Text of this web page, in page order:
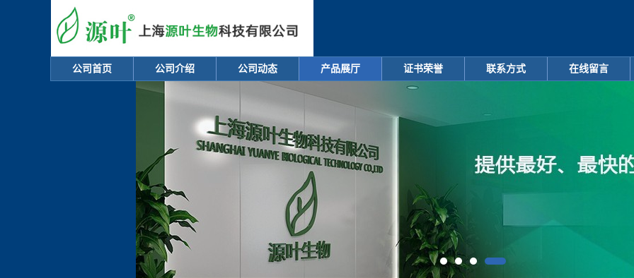
公司首页 公司介绍 公司动态 产品展厅 证书荣誉 联系方式 在线留言